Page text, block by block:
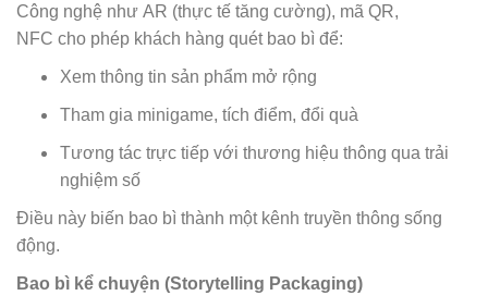
Công nghệ như AR (thực tế tăng cường), mã QR,
NFC cho phép khách hàng quét bao bì để:
Xem thông tin sản phẩm mở rộng
Tham gia minigame, tích điểm, đổi quà
Tương tác trực tiếp với thương hiệu thông qua trải
nghiệm số
Điều này biến bao bì thành một kênh truyền thông sống
động.
Bao bì kể chuyện (Storytelling Packaging)